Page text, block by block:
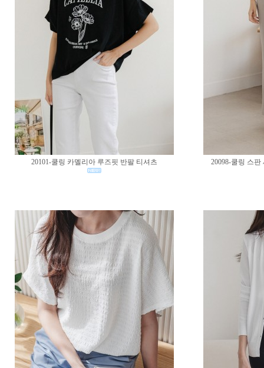
20101-쿨링 카멜리아 루즈핏 반팔 티셔츠 20098-쿨링 스